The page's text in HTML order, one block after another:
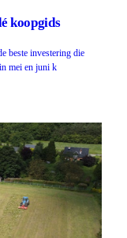
koopgids
beste investering die
mei en juni k